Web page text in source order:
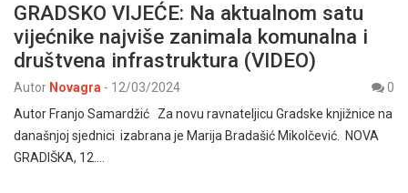
GRADSKO VIJEĆE: Na aktualnom satu
vijećnike najviše zanimala komunalna i
društvena infrastruktura (VIDEO)
Autor Novagra - 12/03/2024
0
Autor Franjo Samardžić Za novu ravnateljicu Gradske knjižnice na
današnjoj sjednici izabrana je Marija Bradašić Mikolčević. NOVA
GRADIŠKA, 12.…